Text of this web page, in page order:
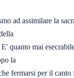
ad assimilare la
quanto mai
la
fermarsi per il